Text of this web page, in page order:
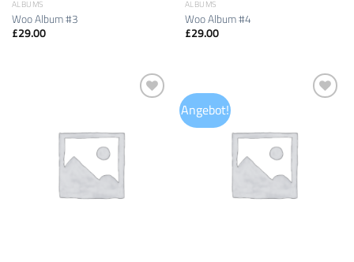
ALBUMS
Woo Album #3
£29.00
ALBUMS
Woo Album #4
£29.00
Angebot!